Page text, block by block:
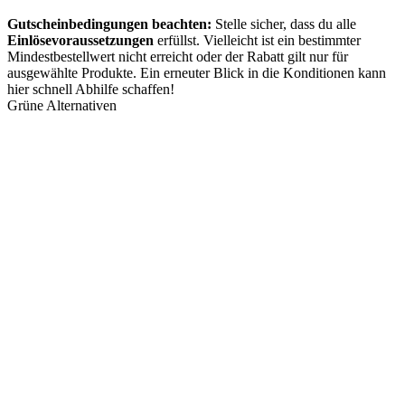
Gutscheinbedingungen beachten: Stelle sicher, dass du alle
Einlösevoraussetzungen erfüllst. Vielleicht ist ein bestimmter
Mindestbestellwert nicht erreicht oder der Rabatt gilt nur für
ausgewählte Produkte. Ein erneuter Blick in die Konditionen kann
hier schnell Abhilfe schaffen!
Grüne Alternativen